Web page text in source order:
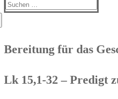
Suchen
Bereitung für das
Lk 15,1-32 – Predigt